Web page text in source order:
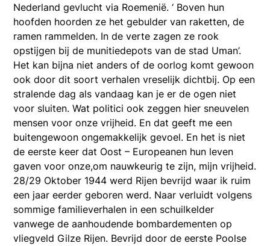
Nederland gevlucht via Roemenië. ‘ Boven hun
hoofden hoorden ze het gebulder van raketten, de
ramen rammelden. In de verte zagen ze rook
opstijgen bij de munitiedepots van de stad Uman’.
Het kan bijna niet anders of de oorlog komt gewoon
ook door dit soort verhalen vreselijk dichtbij. Op een
stralende dag als vandaag kan je er de ogen niet
voor sluiten. Wat politici ook zeggen hier sneuvelen
mensen voor onze vrijheid. En dat geeft me een
buitengewoon ongemakkelijk gevoel. En het is niet
de eerste keer dat Oost – Europeanen hun leven
gaven voor onze,om nauwkeurig te zijn, mijn vrijheid.
28/29 Oktober 1944 werd Rijen bevrijd waar ik ruim
een jaar eerder geboren werd. Naar verluidt volgens
sommige familieverhalen in een schuilkelder
vanwege de aanhoudende bombardementen op
vliegveld Gilze Rijen. Bevrijd door de eerste Poolse